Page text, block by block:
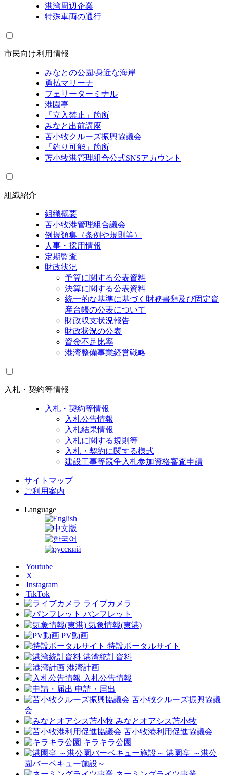
港湾周辺企業
特殊車両の通行
市民向け利用情報
みなとの公園/身近な海岸
勇払マリーナ
フェリーターミナル
港園亭
「立入禁止」箇所
みなと出前講座
苫小牧クルーズ振興協議会
「釣り可能」箇所
苫小牧港管理組合公式SNSアカウント
組織紹介
組織概要
苫小牧港管理組合議会
例規類集（条例や規則等）
人事・採用情報
定期監査
財政状況
予算に関する公表資料
決算に関する公表資料
統一的な基準に基づく財務書類及び固定資
産台帳の公表について
財政収支状況報告
財政状況の公表
資金不足比率
港湾整備事業経営戦略
入札・契約等情報
入札・契約等情報
入札公告情報
入札結果情報
入札に関する規則等
入札・契約に関する様式
建設工事等競争入札参加資格審査申請
サイトマップ
ご利用案内
Language
Youtube
X
Instagram
TikTok
ライブカメラ
パンフレット
気象情報(東港)
PV動画
特設ポータルサイト
港湾統計資料
港湾計画
入札公告情報
申請・届出
苫小牧クルーズ振興協議
会
みなとオアシス苫小牧
苫小牧港利用促進協議会
キラキラ公園
港園亭 ～港公
園バーベキュー施設～